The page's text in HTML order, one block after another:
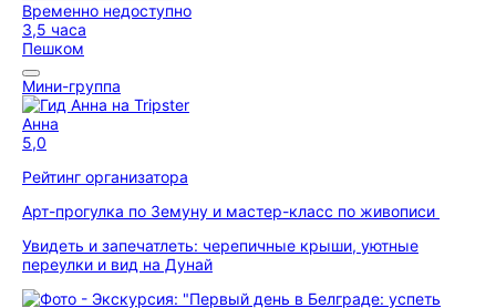
Временно недоступно
3,5 часа
Пешком
Мини-группа
Анна
5,0
Рейтинг организатора
Арт-прогулка по Земуну и мастер-класс по живописи
Увидеть и запечатлеть: черепичные крыши, уютные
переулки и вид на Дунай